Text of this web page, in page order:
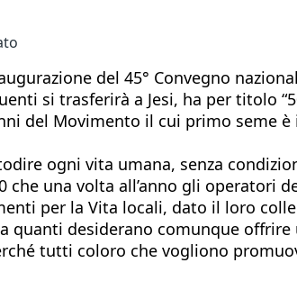
del 45° Convegno
si trasferirà a Jesi, ha per titolo
del Movimento il cui primo seme
ogni vita umana, senza
una volta all’anno gli operatori
per la Vita locali, dato il loro
quanti desiderano comunque
tutti coloro che vogliono